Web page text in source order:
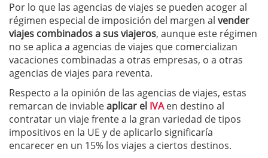
Por lo que las agencias de viajes se pueden acoger al
régimen especial de imposición del margen al vender
viajes combinados a sus viajeros, aunque este régimen
no se aplica a agencias de viajes que comercializan
vacaciones combinadas a otras empresas, o a otras
agencias de viajes para reventa.
Respecto a la opinión de las agencias de viajes, estas
remarcan de inviableaplicar el IVA en destino al
contratar un viaje frente a la gran variedad de tipos
impositivos en la UE y de aplicarlo significaría
encarecer en un 15% los viajes a ciertos destinos.